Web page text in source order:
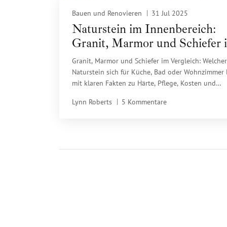
Bauen und Renovieren 31 Jul 2025
Naturstein im Innenbereich:
Granit, Marmor und Schiefer
Vergleich - Was sich lohnt
Granit, Marmor und Schiefer im Vergleich: Welcher
Naturstein sich für Küche, Bad oder
mit klaren Fakten zu Härte, Pflege, Kosten und
Lynn Roberts
5 Kommentare